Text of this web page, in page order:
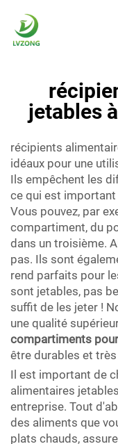
jetables
récipients
idéaux pour une
Ils empêchent les
ce qui est
Vous pouvez, par
compartiment, du
dans un troisième.
pas. Ils sont
rend parfaits pour
sont jetables, pas
suffit de les jeter !
une qualité
compartiments
être durables et
Il est important de
alimentaires
entreprise. Tout
des aliments que
plats chauds,